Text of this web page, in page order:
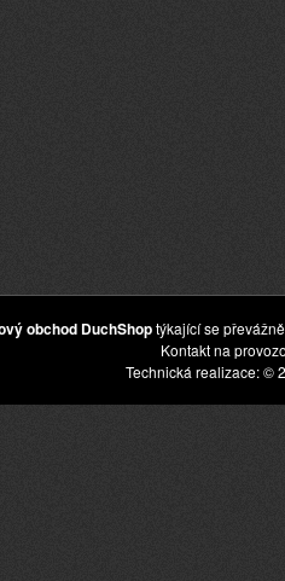
obchod DuchShoptýkající se
Kontakt na
Technická realizace: ©